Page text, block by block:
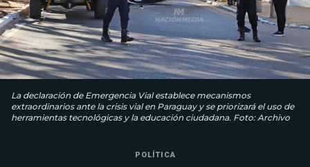
La declaración de Emergencia Vial establece mecanismos
extraordinarios ante la crisis vial en Paraguay y se priorizará el uso de
herramientas tecnológicas y la educación ciudadana. Foto: Archivo
POLÍTICA